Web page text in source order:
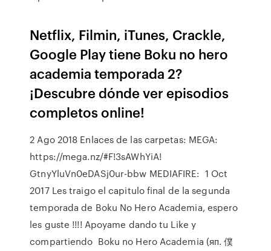
Netflix, Filmin, iTunes, Crackle,
Google Play tiene Boku no hero
academia temporada 2?
¡Descubre dónde ver episodios
completos online!
2 Ago 2018 Enlaces de las carpetas: MEGA:
https://mega.nz/#F!3sAWhYiA!
GtnyYluVn0eDASj0ur-bbw MEDIAFIRE: 1 Oct
2017 Les traigo el capitulo final de la segunda
temporada de Boku No Hero Academia, espero
les guste !!!! Apoyame dando tu Like y
compartiendo Boku no Hero Academia (яп. 僕